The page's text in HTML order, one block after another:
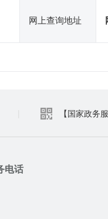
网上查询地址
【国家政务
电话